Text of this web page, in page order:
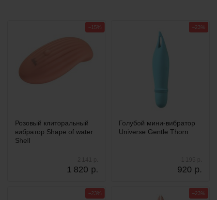
Розовый клиторальный
вибратор Shape of water
Shell
1 820 р.
2 141 р.
−15%
Голубой мини-вибратор
Universe Gentle Thorn
920 р.
1 195 р.
−23%
−23% −23%